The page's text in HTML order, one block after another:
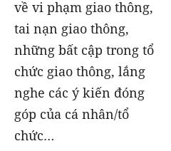
về vi phạm giao thông,
tai nạn giao thông,
những bất cập trong tổ
chức giao thông, lắng
nghe các ý kiến đóng
góp của cá nhân/tổ
chức…